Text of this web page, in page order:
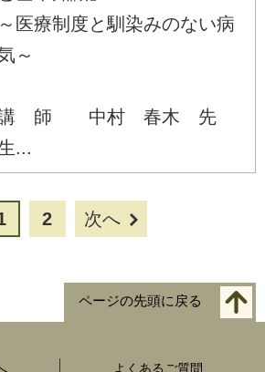
～医療制度と馴染みのない病
～
師 中村 春木 先
...
2 次へ
ページの先頭に戻る
よくあるご質問